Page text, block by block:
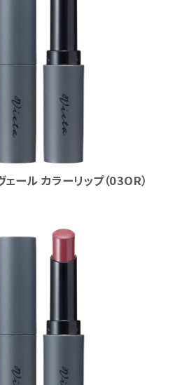
ール カラーリップ（03OR）